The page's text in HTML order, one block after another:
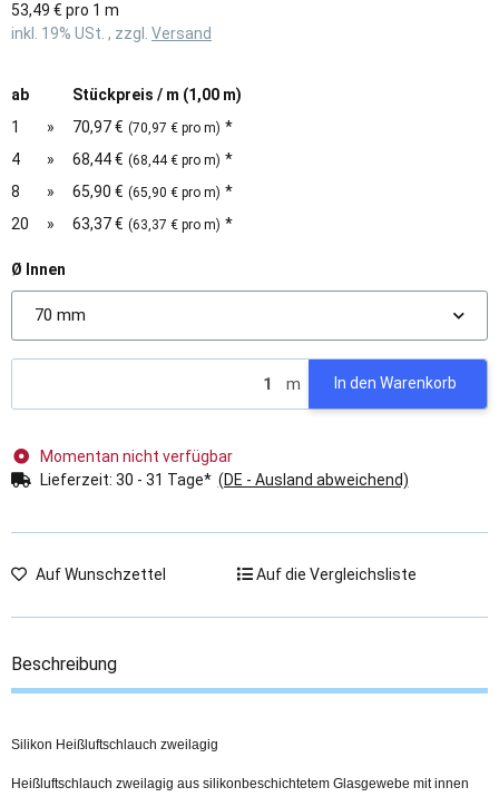
53,49 € pro 1 m
inkl. 19% USt. , zzgl. Versand
ab
Stückpreis / m (1,00 m)
1
» 70,97 € (70,97 € pro m) *
4
» 68,44 € (68,44 € pro m) *
8
» 65,90 € (65,90 € pro m) *
20
» 63,37 € (63,37 € pro m) *
Ø Innen
70 mm
m In den Warenkorb
Momentan nicht verfügbar
Lieferzeit: 30 - 31 Tage* (DE - Ausland abweichend)
Auf Wunschzettel Auf die Vergleichsliste
Beschreibung
Silikon Heißluftschlauch zweilagig
Heißluftschlauch zweilagig aus silikonbeschichtetem Glasgewebe mit innen